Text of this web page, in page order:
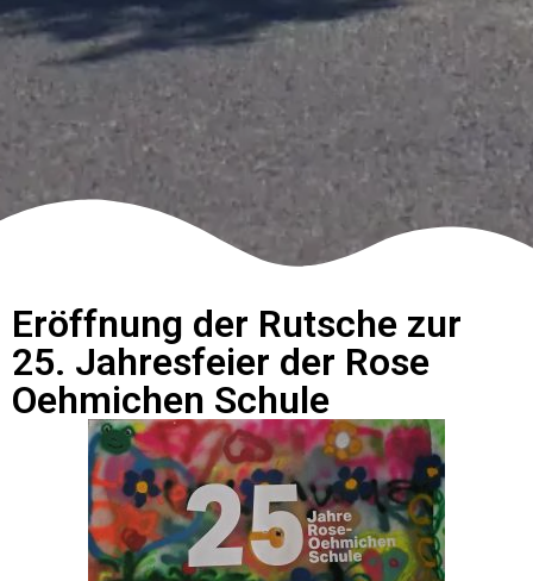
Eröffnung der Rutsche zur
25. Jahresfeier der Rose
Oehmichen Schule